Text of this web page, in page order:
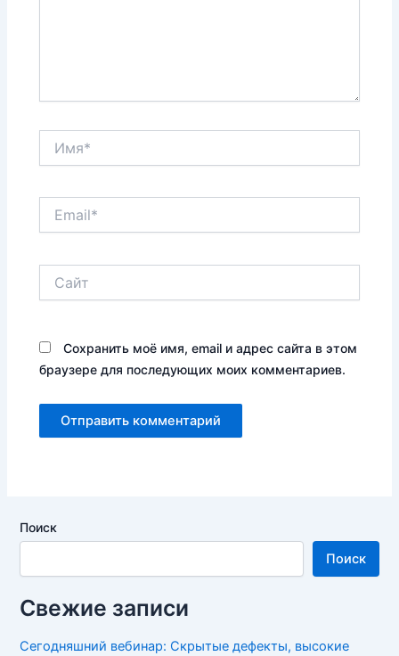
Сохранить моё имя, email и адрес сайта в этом
браузере для последующих моих комментариев.
Поиск
Поиск
Свежие записи
Сегодняшний вебинар: Скрытые дефекты, высокие